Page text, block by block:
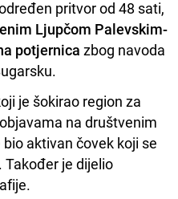
pritvor od 48 sati,
Ljupčom Palevskim-
potjernica zbog navoda
je šokirao region za
na društvenim
aktivan čovek koji se
je dijelio